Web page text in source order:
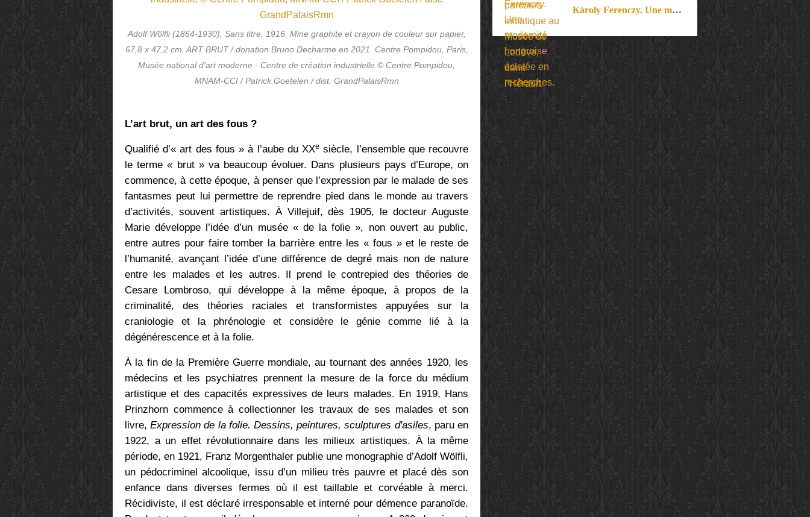
Adolf Wölfli (1864-1930), Sans titre, 1916. Mine graphite et crayon de couleur sur papier,
67,8 x 47,2 cm. ART BRUT / donation Bruno Decharme en 2021. Centre Pompidou, Paris,
Musée national d’art moderne - Centre de création industrielle © Centre Pompidou,
MNAM-CCI / Patrick Goetelen / dist. GrandPalaisRmn
L’art brut, un art des fous ?
Qualifié d’« art des fous » à l’aube du XXe siècle, l’ensemble que recouvre
le terme « brut » va beaucoup évoluer. Dans plusieurs pays d’Europe, on
commence, à cette époque, à penser que l’expression par le malade de ses
fantasmes peut lui permettre de reprendre pied dans le monde au travers
d’activités, souvent artistiques. À Villejuif, dès 1905, le docteur Auguste
Marie développe l’idée d’un musée « de la folie », non ouvert au public,
entre autres pour faire tomber la barrière entre les « fous » et le reste de
l’humanité, avançant l’idée d’une différence de degré mais non de nature
entre les malades et les autres. Il prend le contrepied des théories de
Cesare Lombroso, qui développe à la même époque, à propos de la
criminalité, des théories raciales et transformistes appuyées sur la
craniologie et la phrénologie et considère le génie comme lié à la
dégénérescence et à la folie.
À la fin de la Première Guerre mondiale, au tournant des années 1920, les
médecins et les psychiatres prennent la mesure de la force du médium
artistique et des capacités expressives de leurs malades. En 1919, Hans
Prinzhorn commence à collectionner les travaux de ses malades et son
livre,Expression de la folie. Dessins, peintures, sculptures d'asiles, paru en
1922, a un effet révolutionnaire dans les milieux artistiques. À la même
période, en 1921, Franz Morgenthaler publie une monographie d’Adolf Wölfli,
un pédocriminel alcoolique, issu d’un milieu très pauvre et placé dès son
enfance dans diverses fermes où il est taillable et corvéable à merci.
Récidiviste, il est déclaré irresponsable et interné pour démence paranoïde.
Károly Ferenczy. Une modernité hongroise éclatée en recherches.